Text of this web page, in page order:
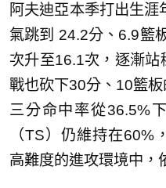
阿夫迪亞本季打出生
氣跳到 24.2分、6.9籃
次升至16.1次，逐漸
戰也砍下30分、10籃
三分命中率從36.5%
（TS）仍維持在60%
高難度的進攻環境中，